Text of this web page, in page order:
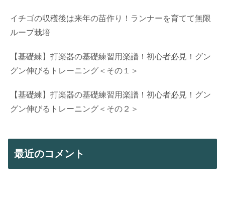
イチゴの収穫後は来年の苗作り！ランナーを育てて無限
ループ栽培
【基礎練】打楽器の基礎練習用楽譜！初心者必見！グン
グン伸びるトレーニング＜その１＞
【基礎練】打楽器の基礎練習用楽譜！初心者必見！グン
グン伸びるトレーニング＜その２＞
最近のコメント